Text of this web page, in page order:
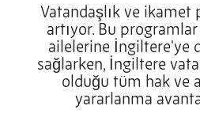
Vatandaşlık ve ikamet
artıyor. Bu programlar
ailelerine İngiltere'ye
sağlarken, İngiltere
olduğu tüm hak ve
yararlanma